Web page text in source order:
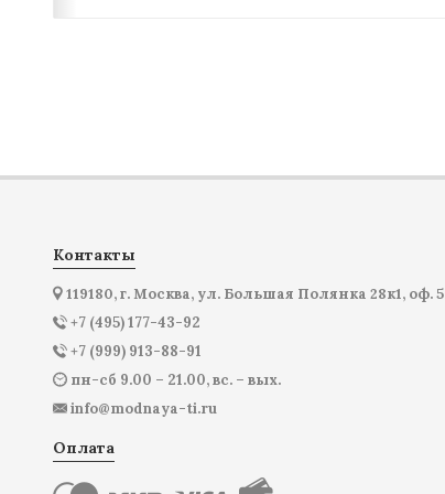
Контакты
119180, г. Москва, ул. Большая Полянка 28к1, оф. 5
+7 (495) 177-43-92
+7 (999) 913-88-91
пн-сб 9.00 – 21.00, вс. – вых.
info@modnaya-ti.ru
Оплата